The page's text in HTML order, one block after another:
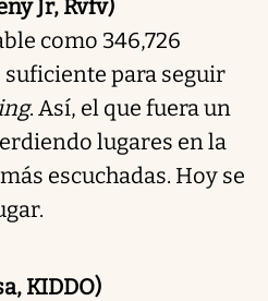
Jr, Rvfv)
como 346,726
para seguir
. Así, el que fuera un
lugares en la
escuchadas. Hoy se
KIDDO)